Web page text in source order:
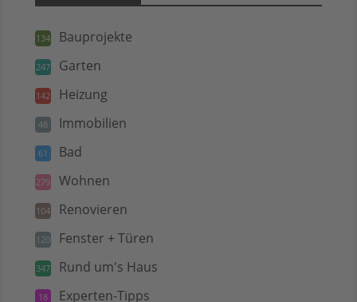
134 Bauprojekte
247 Garten
142 Heizung
48 Immobilien
61 Bad
279 Wohnen
104 Renovieren
120 Fenster + Türen
347 Rund um's Haus
18 Experten-Tipps